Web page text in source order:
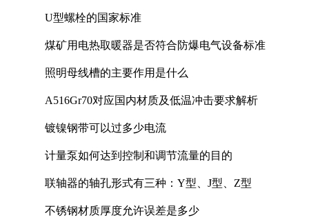
U型螺栓的国家标准
煤矿用电热取暖器是否符合防爆电气设备标准
照明母线槽的主要作用是什么
A516Gr70对应国内材质及低温冲击要求解析
镀镍钢带可以过多少电流
计量泵如何达到控制和调节流量的目的
联轴器的轴孔形式有三种：Y型、J型、Z型
不锈钢材质厚度允许误差是多少